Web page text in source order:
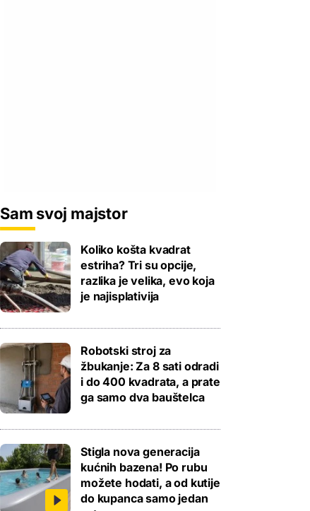
Sam svoj majstor
Koliko košta kvadrat
estriha? Tri su opcije,
razlika je velika, evo koja
je najisplativija
Robotski stroj za
žbukanje: Za 8 sati odradi
i do 400 kvadrata, a prate
ga samo dva bauštelca
Stigla nova generacija
kućnih bazena! Po rubu
možete hodati, a od kutije
do kupanca samo jedan